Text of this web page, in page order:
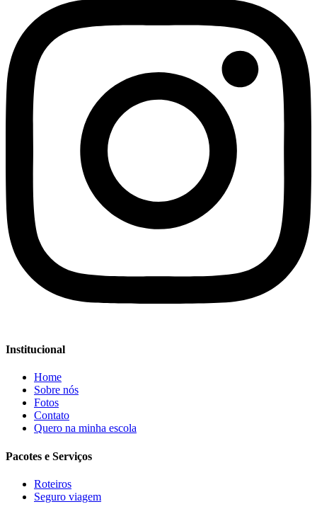
Institucional
Home
Sobre nós
Fotos
Contato
Quero na minha escola
Pacotes e Serviços
Roteiros
Seguro viagem